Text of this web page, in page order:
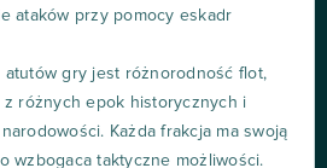
ataków przy pomocy eskadr
gry jest różnorodność flot,
różnych epok historycznych i
Każda frakcja ma swoją
wzbogaca taktyczne możliwości.